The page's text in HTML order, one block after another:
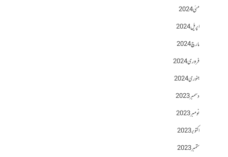
مئی 2024
اپریل 2024
مارچ 2024
فروری 2024
جنوری 2024
دسمبر 2023
نومبر 2023
اکتوبر 2023
ستمبر 2023